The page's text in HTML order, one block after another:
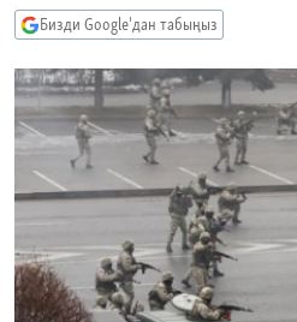
БИЗ ЖАНА ДҮЙНӨ
ЭЖЕ-СИҢДИЛЕР
АЗАТТЫК+
ЫҢГАЙСЫЗ СУРООЛОР
Русский
ОНЛАЙН ШЕРИНЕ
ЭЕ/АРнун бардык сайттары
Бизди Google'дан табыңыз